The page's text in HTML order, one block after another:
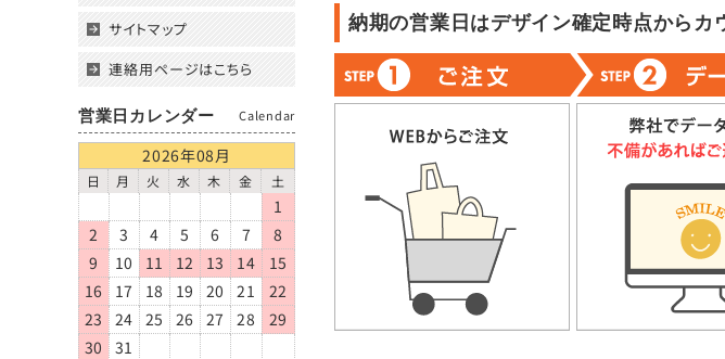
納期の営業日はデザイン確定時点からカ
サイトマップ
連絡用ページはこちら
営業日カレンダー Calendar
2026年08月
日 月 火 水 木 金 土
1
2
3 4 5 6 7
8
9
10 11 12 13 14
15
16
17 18 19 20 21
22
23
24 25 26 27 28
29
30
31